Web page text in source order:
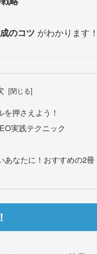
のコツ がわかります
押さえよう！
実践テクニック
あなたに！おすすめの2冊